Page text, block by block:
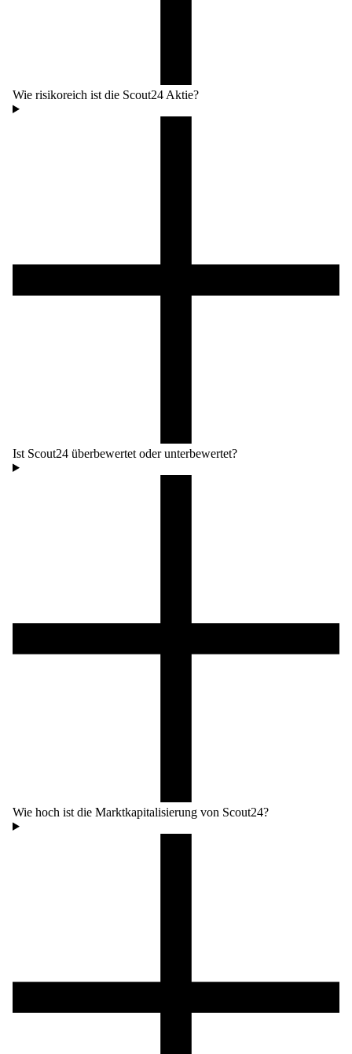
Wie risikoreich ist die Scout24 Aktie?
Ist Scout24 überbewertet oder unterbewertet?
Wie hoch ist die Marktkapitalisierung von Scout24?